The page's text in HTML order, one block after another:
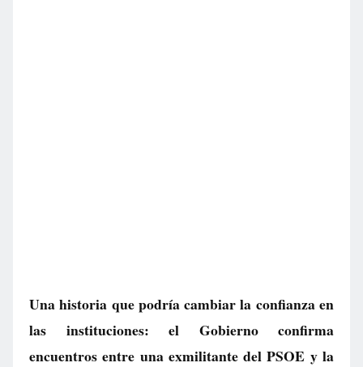
Una historia que podría cambiar la confianza en
las instituciones: el Gobierno confirma
encuentros entre una exmilitante del PSOE y la